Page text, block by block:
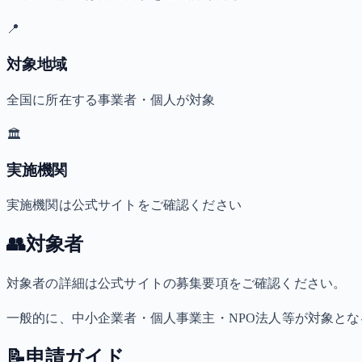
📍
対象地域
全国に所在する事業者・個人が対象
🏛️
実施機関
実施機関は公式サイトをご確認ください
👥対象者
対象者の詳細は公式サイトの募集要項をご確認ください。
一般的に、中小企業者・個人事業主・NPO法人等が対象とな
📝申請ガイド